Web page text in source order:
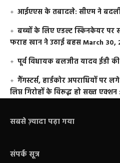
आईएएस के तबादले: सीएम ने
बच्चों के लिए एडल्ट स्किनकेयर
फराह खान ने उठाई बहसMarch 30,
पूर्व विधायक बलजीत यादव ईडी
गैंगस्टर्स, हार्डकोर अपराधियों पर
लिप्त गिरोहों के विरूद्ध हो सख्त एक्शन
सबसे ज़्यादा पढ़ा गया
संपर्क सूत्र